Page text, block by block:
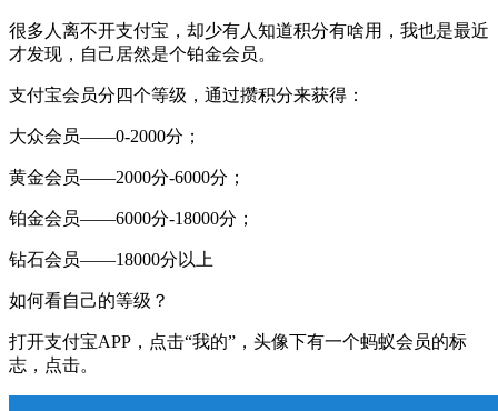
很多人离不开支付宝，却少有人知道积分有啥用，我也是最近
才发现，自己居然是个铂金会员。
支付宝会员分四个等级，通过攒积分来获得：
大众会员——0-2000分；
黄金会员——2000分-6000分；
铂金会员——6000分-18000分；
钻石会员——18000分以上
如何看自己的等级？
打开支付宝APP，点击“我的”，头像下有一个蚂蚁会员的标
志，点击。